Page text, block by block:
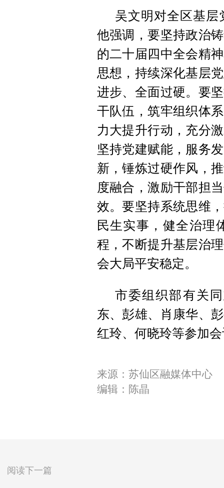
吴文明对全区基
他强调，要坚持政治
的二十届四中全会精
思想，持续深化基层
进步、全面过硬。要
干队伍，筑牢组织体
力大提升行动，充分
坚持党建赋能，服务
新，锤炼过硬作风，
度融合，激励干部担
效。要坚持系统思维
民生实事，健全治理
程，不断提升基层治
会大局平安稳定。
市委组织部有关
东、彭雄、肖康华、
红玲、何晓玲等参加
来源：苏仙区融媒体中心
编辑：陈晶
阅读下一篇